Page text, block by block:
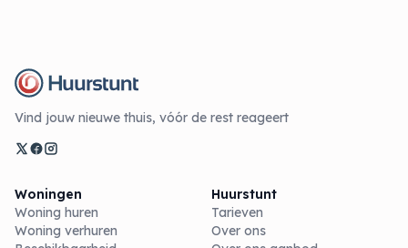
Vind jouw nieuwe thuis, vóór de rest reageert
Woningen
Woning huren
Woning verhuren
Huurstunt
Tarieven
Over ons